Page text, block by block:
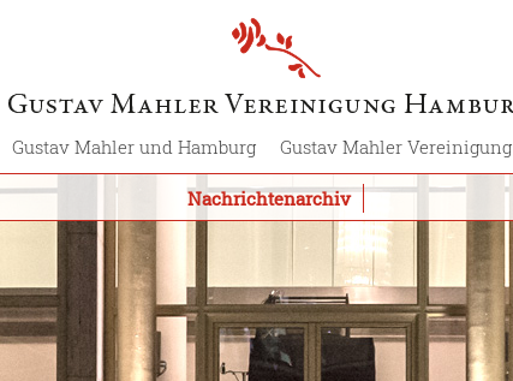
Nachrichtenarchiv
Gustav Mahler und Hamburg Gustav Mahler Vereinigung